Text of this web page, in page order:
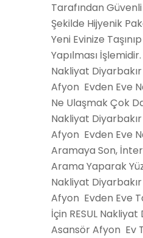
Tarafından
Şekilde Hijyenik
Yeni Evinize
Yapılması
Nakliyat
Afyon Evden Eve
Ne Ulaşmak Çok
Nakliyat
Afyon Evden Eve
Aramaya Son,
Arama Yaparak
Nakliyat
Afyon Evden Eve
İçin RESUL
Asansör Afyon Ev